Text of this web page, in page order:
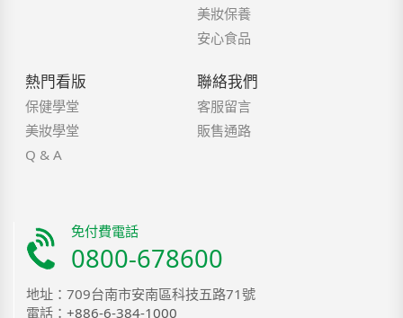
美妝保養
安心食品
熱門看版
保健學堂
美妝學堂
Q & A
聯絡我們
客服留言
販售通路
免付費電話
0800-678600
地址：709台南市安南區科技五路71號
電話： +886-6-384-1000